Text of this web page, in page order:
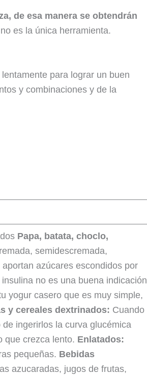
de esa manera se obtendrán
es la única herramienta.
para lograr un buen
y combinaciones y de la
Papa, batata, choclo,
semidescremada,
azúcares escondidos por
no es una buena indicación
yogur casero que es muy simple,
y cereales dextrinados: Cuando
ingerirlos la curva glucémica
que crezca lento. Enlatados:
pequeñas. Bebidas
azucaradas, jugos de frutas,